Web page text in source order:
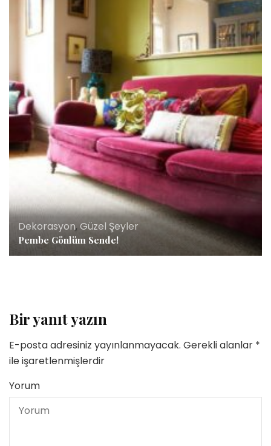
Dekorasyon,Güzel Şeyler
Pembe Gönlüm Sende!
Bir yanıt yazın
E-posta adresiniz yayınlanmayacak. Gerekli alanlar *
ile işaretlenmişlerdir
Yorum